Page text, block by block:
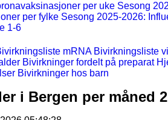
per uke Sesong
per fylke Sesong 2025-2026:
1-6
mRNA Bivirkningsliste
Bivirkninger fordelt på preparat
Bivirkninger hos barn
i Bergen per måned